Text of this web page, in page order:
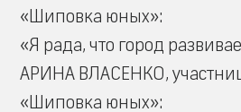
«Шиповка юных»:
«Я рада, что город
АРИНА ВЛАСЕНКО,
«Шиповка юных»: